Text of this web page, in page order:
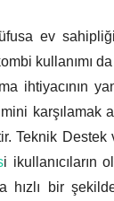
ev
kullanımı da
ihtiyacının
karşılamak
Teknik Destek
i ikullanıcıların
hızlı bir